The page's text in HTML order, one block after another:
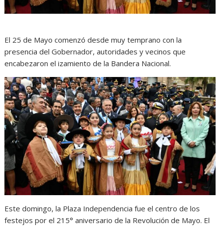
El 25 de Mayo comenzó desde muy temprano con la
presencia del Gobernador, autoridades y vecinos que
encabezaron el izamiento de la Bandera Nacional.
Este domingo, la Plaza Independencia fue el centro de los
festejos por el 215° aniversario de la Revolución de Mayo. El